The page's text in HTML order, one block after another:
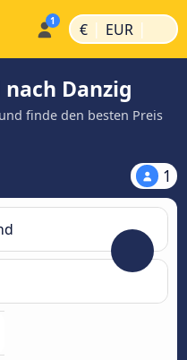
€ | EUR |
Danzig
finde den besten Preis
1